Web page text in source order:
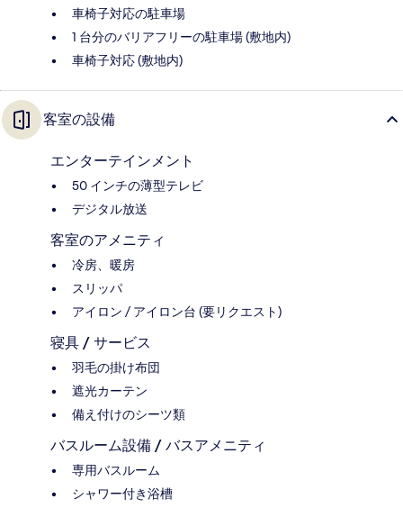
車椅子対応の駐車場
1 台分のバリアフリーの駐車場 (敷地内)
車椅子対応 (敷地内)
客室の設備
エンターテインメント
50 インチの薄型テレビ
デジタル放送
客室のアメニティ
冷房、暖房
スリッパ
アイロン / アイロン台 (要リクエスト)
寝具 / サービス
羽毛の掛け布団
遮光カーテン
備え付けのシーツ類
バスルーム設備 / バスアメニティ
専用バスルーム
シャワー付き浴槽